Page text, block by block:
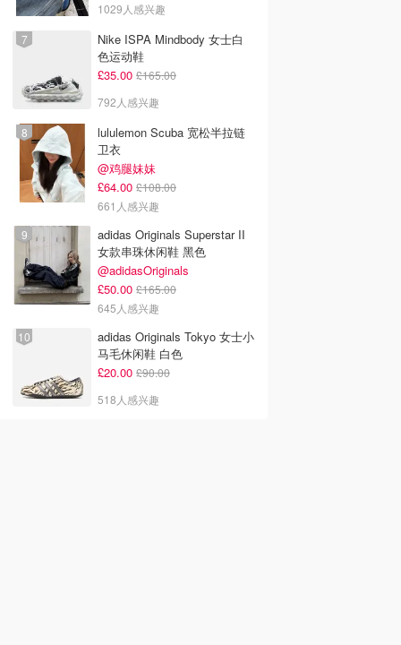
1029人感兴趣
Nike ISPA Mindbody 女士白
色运动鞋
£35.00 £165.00
792人感兴趣
lululemon Scuba 宽松半拉链
卫衣
@鸡腿妹妹
£64.00 £108.00
661人感兴趣
adidas Originals Superstar II
女款串珠休闲鞋 黑色
@adidasOriginals
£50.00 £165.00
645人感兴趣
adidas Originals Tokyo 女士小
马毛休闲鞋 白色
£20.00 £90.00
518人感兴趣